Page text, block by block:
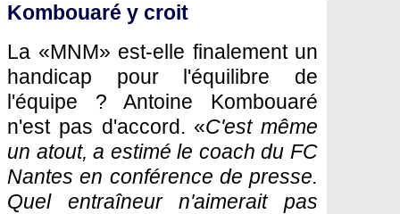
Kombouaré y croit
La «MNM» est-elle finalement un
handicap pour l'équilibre de
l'équipe ? Antoine Kombouaré
n'est pas d'accord. «C'est même
un atout, a estimé le coach du FC
Nantes en conférence de presse.
Quel entraîneur n'aimerait pas